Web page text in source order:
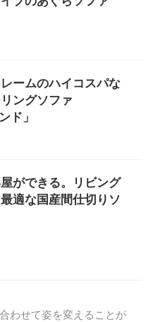
ームのハイコスパな
ングソファ
ド」
ができる。リビング
適な国産間仕切りソ
わせて姿を変えることが